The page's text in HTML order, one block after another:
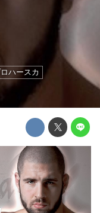
ハースカ